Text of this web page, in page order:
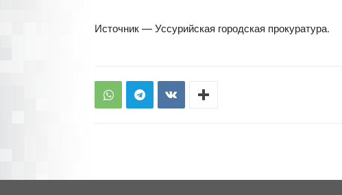
Источник — Уссурийская городская прокуратура.